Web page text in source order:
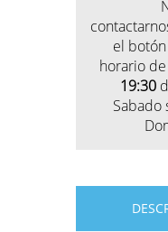
el botón
horario
19:30
Sabado